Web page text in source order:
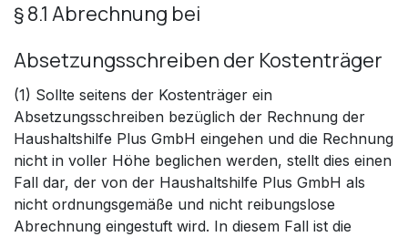
§ 8.1 Abrechnung bei
Absetzungsschreiben der Kostenträger
(1) Sollte seitens der Kostenträger ein
Absetzungsschreiben bezüglich der Rechnung der
Haushaltshilfe Plus GmbH eingehen und die Rechnung
nicht in voller Höhe beglichen werden, stellt dies einen
Fall dar, der von der Haushaltshilfe Plus GmbH als
nicht ordnungsgemäße und nicht reibungslose
Abrechnung eingestuft wird. In diesem Fall ist die